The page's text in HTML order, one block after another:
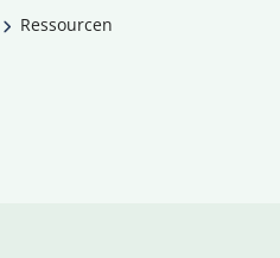
Ressourcen